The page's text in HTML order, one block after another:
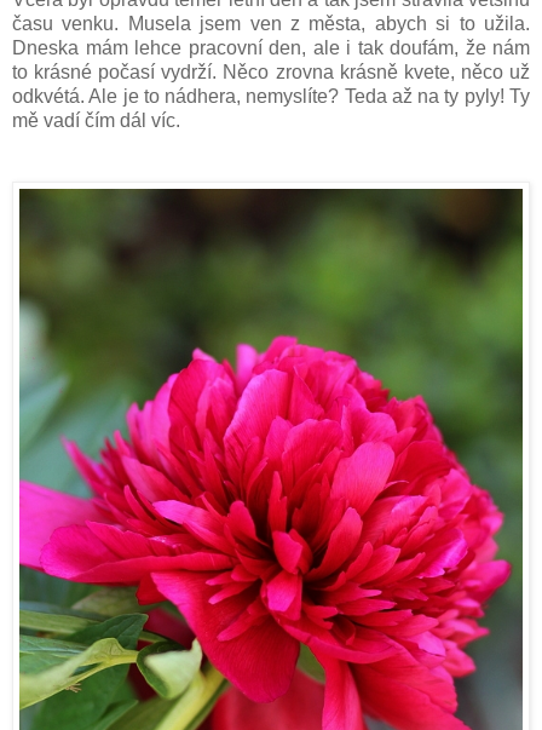
času venku. Musela jsem ven z města, abych si to užila.
Dneska mám lehce pracovní den, ale i tak doufám, že nám
to krásné počasí vydrží. Něco zrovna krásně kvete, něco už
odkvétá. Ale je to nádhera, nemyslíte? Teda až na ty pyly! Ty
mě vadí čím dál víc.